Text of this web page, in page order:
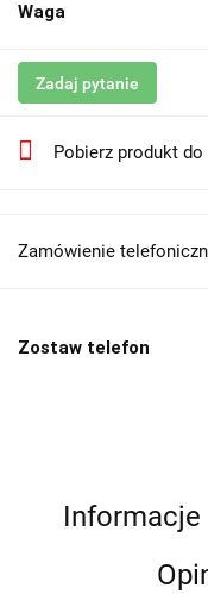
Waga
Zadaj pytanie
Pobierz produkt do
Zamówienie
Zostaw telefon